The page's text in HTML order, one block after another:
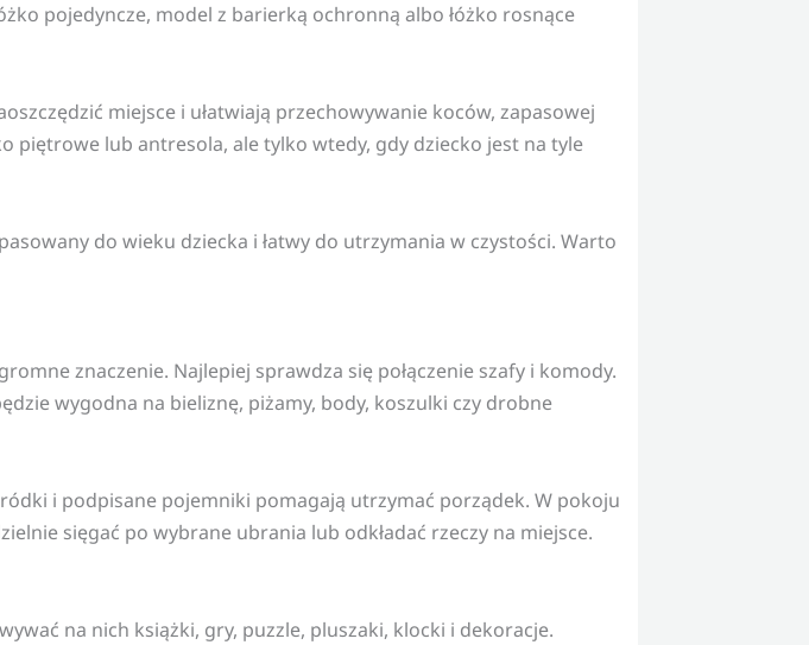
pojedyncze, model z barierką ochronną albo łóżko rosnące
miejsce i ułatwiają przechowywanie koców, zapasowej
piętrowe lub antresola, ale tylko wtedy, gdy dziecko jest na tyle
do wieku dziecka i łatwy do utrzymania w czystości. Warto
znaczenie. Najlepiej sprawdza się połączenie szafy i komody.
wygodna na bieliznę, piżamy, body, koszulki czy drobne
i podpisane pojemniki pomagają utrzymać porządek. W pokoju
sięgać po wybrane ubrania lub odkładać rzeczy na miejsce.
na nich książki, gry, puzzle, pluszaki, klocki i dekoracje.